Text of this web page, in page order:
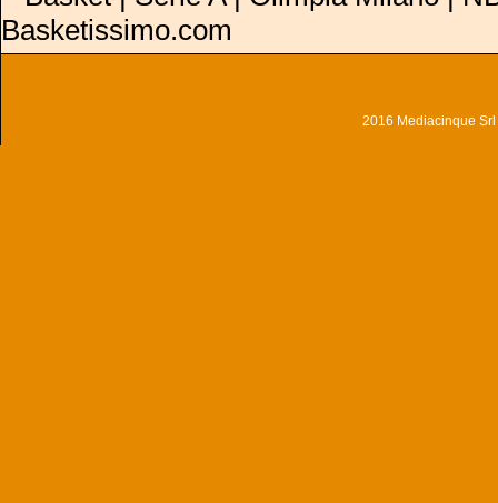
Basketissimo.com
2016 Mediacinque Srl